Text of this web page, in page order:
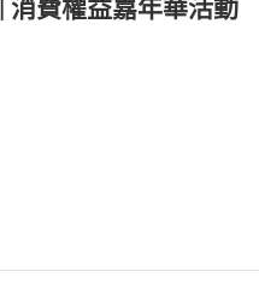
消費權益嘉年華活動